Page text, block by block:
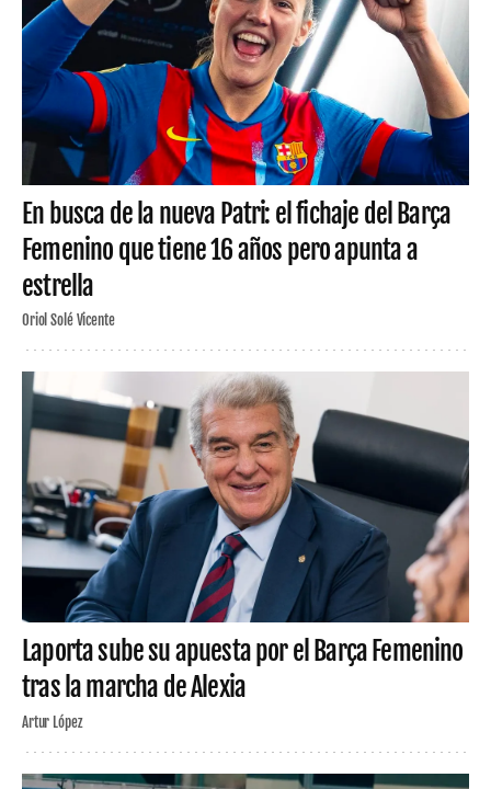
En busca de la nueva Patri: el fichaje del Barça
Femenino que tiene 16 años pero apunta a
estrella
Oriol Solé Vicente
Laporta sube su apuesta por el Barça Femenino
tras la marcha de Alexia
Artur López